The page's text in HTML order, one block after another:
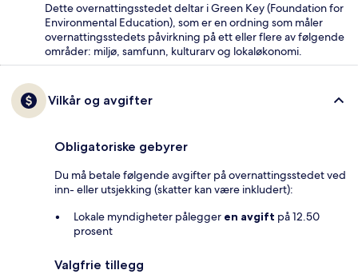
Dette overnattingsstedet deltar i Green Key (Foundation for
Environmental Education), som er en ordning som måler
overnattingsstedets påvirkning på ett eller flere av følgende
områder: miljø, samfunn, kulturarv og lokaløkonomi.
Vilkår og avgifter
Obligatoriske gebyrer
Du må betale følgende avgifter på overnattingsstedet ved
inn- eller utsjekking (skatter kan være inkludert):
Lokale myndigheter pålegger en avgift på 12.50
prosent
Valgfrie tillegg